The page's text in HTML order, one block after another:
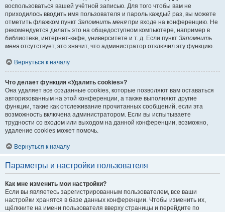
воспользоваться вашей учётной записью. Для того чтобы вам не
приходилось вводить имя пользователя и пароль каждый раз, вы можете
отметить флажком пункт Запомнить меня при входе на конференцию. Не
рекомендуется делать это на общедоступном компьютере, например в
библиотеке, интернет-кафе, университете и т. д. Если пункт Запомнить
меня отсутствует, это значит, что администратор отключил эту функцию.
Вернуться к началу
Что делает функция «Удалить cookies»?
Она удаляет все созданные cookies, которые позволяют вам оставаться
авторизованным на этой конференции, а также выполняют другие
функции, такие как отслеживание прочитанных сообщений, если эта
возможность включена администратором. Если вы испытываете
трудности со входом или выходом на данной конференции, возможно,
удаление cookies может помочь.
Вернуться к началу
Параметры и настройки пользователя
Как мне изменить мои настройки?
Если вы являетесь зарегистрированным пользователем, все ваши
настройки хранятся в базе данных конференции. Чтобы изменить их,
щёлкните на имени пользователя вверху страницы и перейдите по